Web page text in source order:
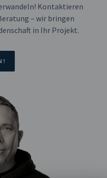
Kontaktieren
– wir bringen
in Ihr Projekt.